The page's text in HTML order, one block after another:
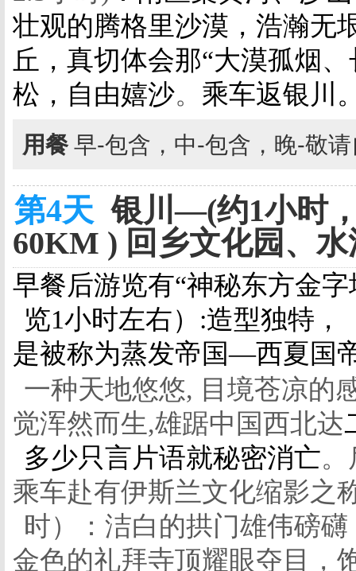
壮观的腾格里沙漠，浩瀚无
丘，真切体会那“大漠孤烟
松，自由嬉沙。 乘车返银川
用餐 早-包含，中-包含，晚-敬
第4天 银川—(约1小时
60KM ) 回乡文化园、
早餐后游览有“神秘东方金
览1小时左右）:造型独特，
是被称为蒸发帝国—西夏国
一种天地悠悠, 目境苍凉的
觉浑然而生,雄踞中国西北达
多少只言片语就秘密消亡。
乘车赴有伊斯兰文化缩影之
时）： 洁白的拱门雄伟磅礴
金色的礼拜寺顶耀眼夺目 ，